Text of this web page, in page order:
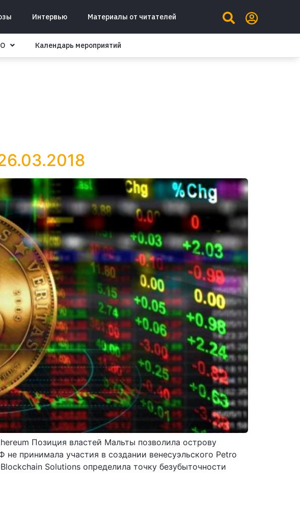
Интервью Материалы от читателей
Календарь мероприятий
Позиция властей Мальты позволила острову
принимала участия в создании венесуэльского Petro
Solutions определила точку безубыточности